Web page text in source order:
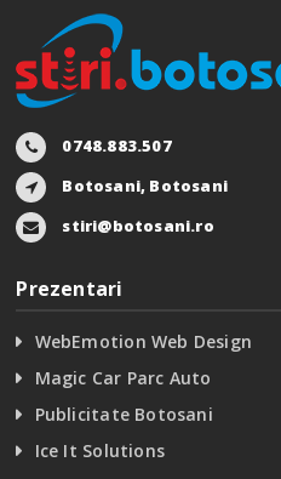
0748.883.507
Botosani, Botosani
stiri@botosani.ro
Prezentari
WebEmotion Web Design
Magic Car Parc Auto
Publicitate Botosani
Ice It Solutions